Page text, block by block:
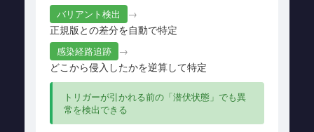
バリアント検出
→
正規版との差分を自動で特定
感染経路追跡
→
どこから侵入したかを逆算して特定
トリガーが引かれる前の「潜伏状態」でも異
常を検出できる